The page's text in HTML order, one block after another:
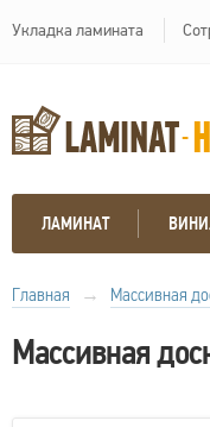
Укладка ламината
ЛАМИНАТ
Главная → Массивная
Массивная